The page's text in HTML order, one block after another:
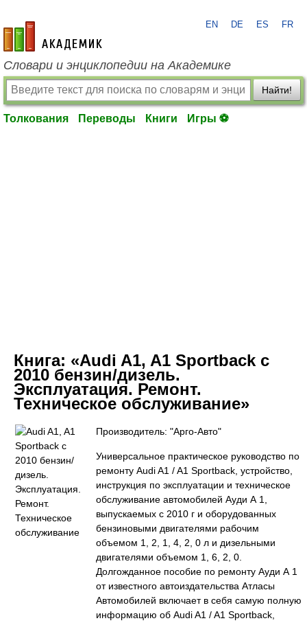
academic.ru
EN DE ES FR
Словари и энциклопедии на Академике
Найти!
Толкования Переводы Книги Игры ⚽
Книга: «Audi A1, A1 Sportback с
2010 бензин/дизель.
Эксплуатация. Ремонт.
Техническое обслуживание»
Производитель: "Арго-Авто"
Универсальное практическое руководство по
ремонту Audi A1 / A1 Sportback, устройство,
инструкция по эксплуатации и техническое
обслуживание автомобилей Ауди А 1,
выпускаемых с 2010 г и оборудованных
бензиновыми двигателями рабочим
объемом 1, 2, 1, 4, 2, 0 л и дизельными
двигателями объемом 1, 6, 2, 0.
Долгожданное пособие по ремонту Ауди А 1
от известного автоиздательства Атласы
Автомобилей включает в себя самую полную
информацию об Audi A1 / A1 Sportback,